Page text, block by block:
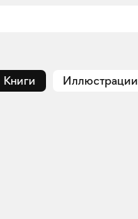
Книги Иллюстрации